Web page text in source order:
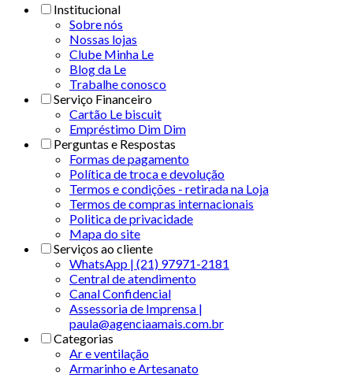
Institucional
Sobre nós
Nossas lojas
Clube Minha Le
Blog da Le
Trabalhe conosco
Serviço Financeiro
Cartão Le biscuit
Empréstimo Dim Dim
Perguntas e Respostas
Formas de pagamento
Política de troca e devolução
Termos e condições - retirada na Loja
Termos de compras internacionais
Politica de privacidade
Mapa do site
Serviços ao cliente
WhatsApp | (21) 97971-2181
Central de atendimento
Canal Confidencial
Assessoria de Imprensa |
paula@agenciaamais.com.br
Categorias
Ar e ventilação
Armarinho e Artesanato